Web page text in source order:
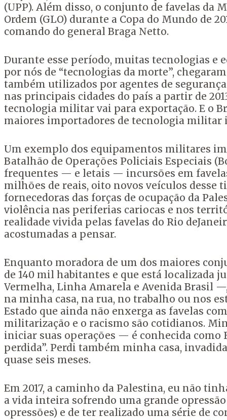
(UPP). Além disso, o conjunto de favelas da
Ordem (GLO) durante a Copa do Mundo de
comando do general Braga Netto.
Durante esse período, muitas tecnologias e
por nós de “tecnologias da morte”,
também utilizados por agentes de
nas principais cidades do país a partir de
tecnologia militar vai para exportação. E o
maiores importadores de tecnologia militar
Um exemplo dos equipamentos militares
Batalhão de Operações Policiais Especiais
frequentes — e letais — incursões em
milhões de reais, oito novos veículos desse
fornecedoras das forças de ocupação da
violência nas periferias cariocas e nos
realidade vivida pelas favelas do Rio
acostumadas a pensar.
Enquanto moradora de um dos maiores
de 140 mil habitantes e que está localizada
Vermelha, Linha Amarela e Avenida Brasil
na minha casa, na rua, no trabalho ou nos
Estado que ainda não enxerga as favelas
militarização e o racismo são cotidianos.
iniciar suas operações — é conhecida como
perdida”. Perdi também minha casa,
quase seis meses.
Em 2017, a caminho da Palestina, eu não
a vida inteira sofrendo uma grande
opressões) e de ter realizado uma série de